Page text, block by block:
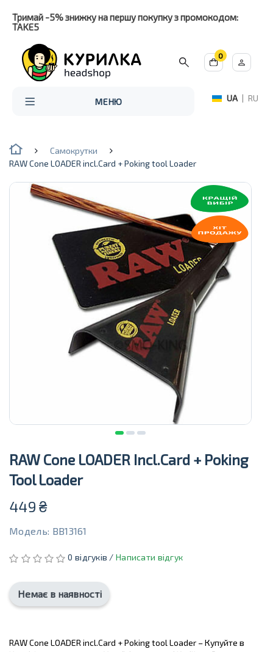
Тримай -5% знижку на першу покупку з промокодом:
TAKE5
0
МЕНЮ UA | RU
Самокрутки
RAW Cone LOADER incl.Card + Poking tool Loader
RAW Cone LOADER Incl.Card + Poking
Tool Loader
449 ₴
Модель: BB13161
0 відгуків /Написати відгук
Немає в наявності
RAW Cone LOADER incl.Card + Poking tool Loader – Купуйте в